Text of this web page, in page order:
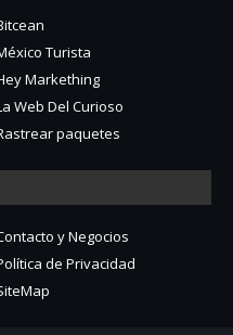
Turista
Markething
Web Del Curioso
paquetes
y Negocios
de Privacidad